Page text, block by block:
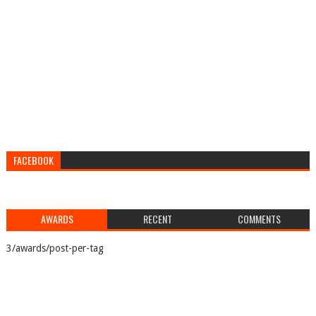
FACEBOOK
AWARDS RECENT COMMENTS
3/awards/post-per-tag